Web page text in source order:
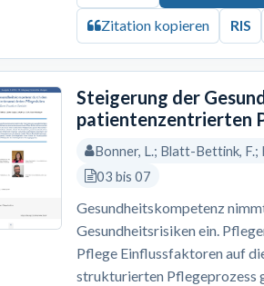
Zitation kopieren RIS
Steigerung der
patientenzentrierten
Bonner, L.; Blatt-Bettink, F.;
03 bis 07
Gesundheitskompetenz
Gesundheitsrisiken ein.
Pflege Einflussfaktoren auf
strukturierten Pflegeprozess